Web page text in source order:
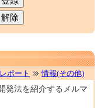
ポート 情報(その他)
発法を紹介するメルマ